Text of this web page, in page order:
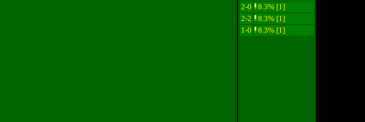
2-0
8.3% [1]
2-2
8.3% [1]
1-0
8.3% [1]